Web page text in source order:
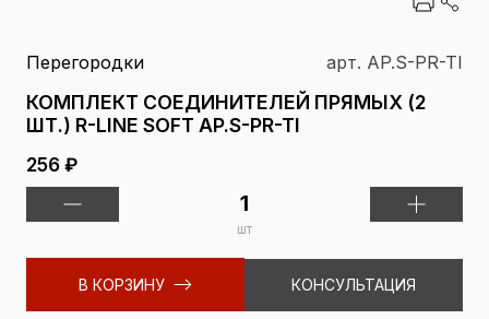
Перегородки арт. AP.S-PR-TI
КОМПЛЕКТ СОЕДИНИТЕЛЕЙ ПРЯМЫХ (2
ШТ.) R-LINE SOFT AP.S-PR-TI
256 ₽
шт
В КОРЗИНУ КОНСУЛЬТАЦИЯ